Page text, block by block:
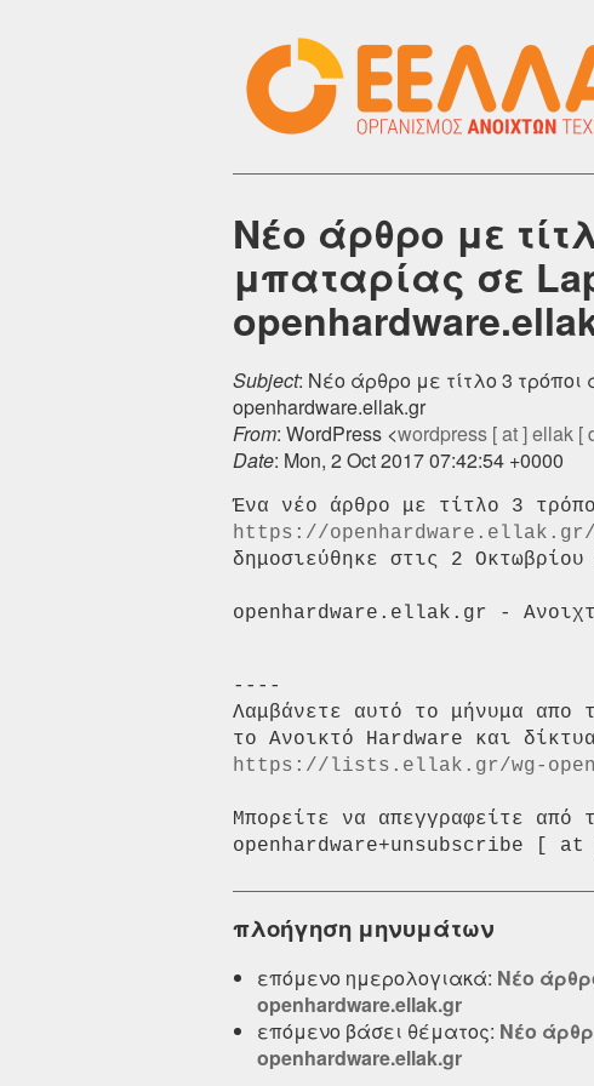
Νέο άρθρο με
μπαταρίας σε
Subject: Νέο άρθρο με τίτλο 3
openhardware.ellak.gr
From: WordPress <wordpress [ at ] ellak [
Date: Mon, 2 Oct 2017 07:42:54 +0000
https://
δημοσιεύθηκε στις 2
----
Λαμβάνετε αυτό το μήνυμα απο
https://lists.ellak.gr/wg-
Μπορείτε να απεγγραφείτε από
πλοήγηση μηνυμάτων
επόμενο ημερολογιακά: Νέο
openhardware.ellak.gr
επόμενο βάσει θέματος: Νέο
openhardware.ellak.gr